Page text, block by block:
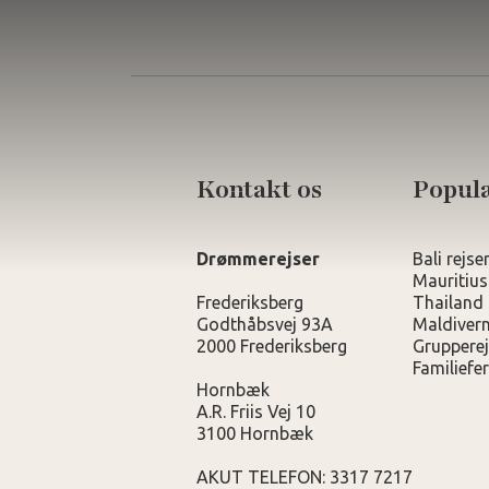
Kontakt os
Drømmerejser
Frederiksberg
Godthåbsvej 93A
2000 Frederiksberg
Hornbæk
A.R. Friis Vej 10
3100 Hornbæk
AKUT TELEFON: 3317 7217
Bali rejser
Thailand